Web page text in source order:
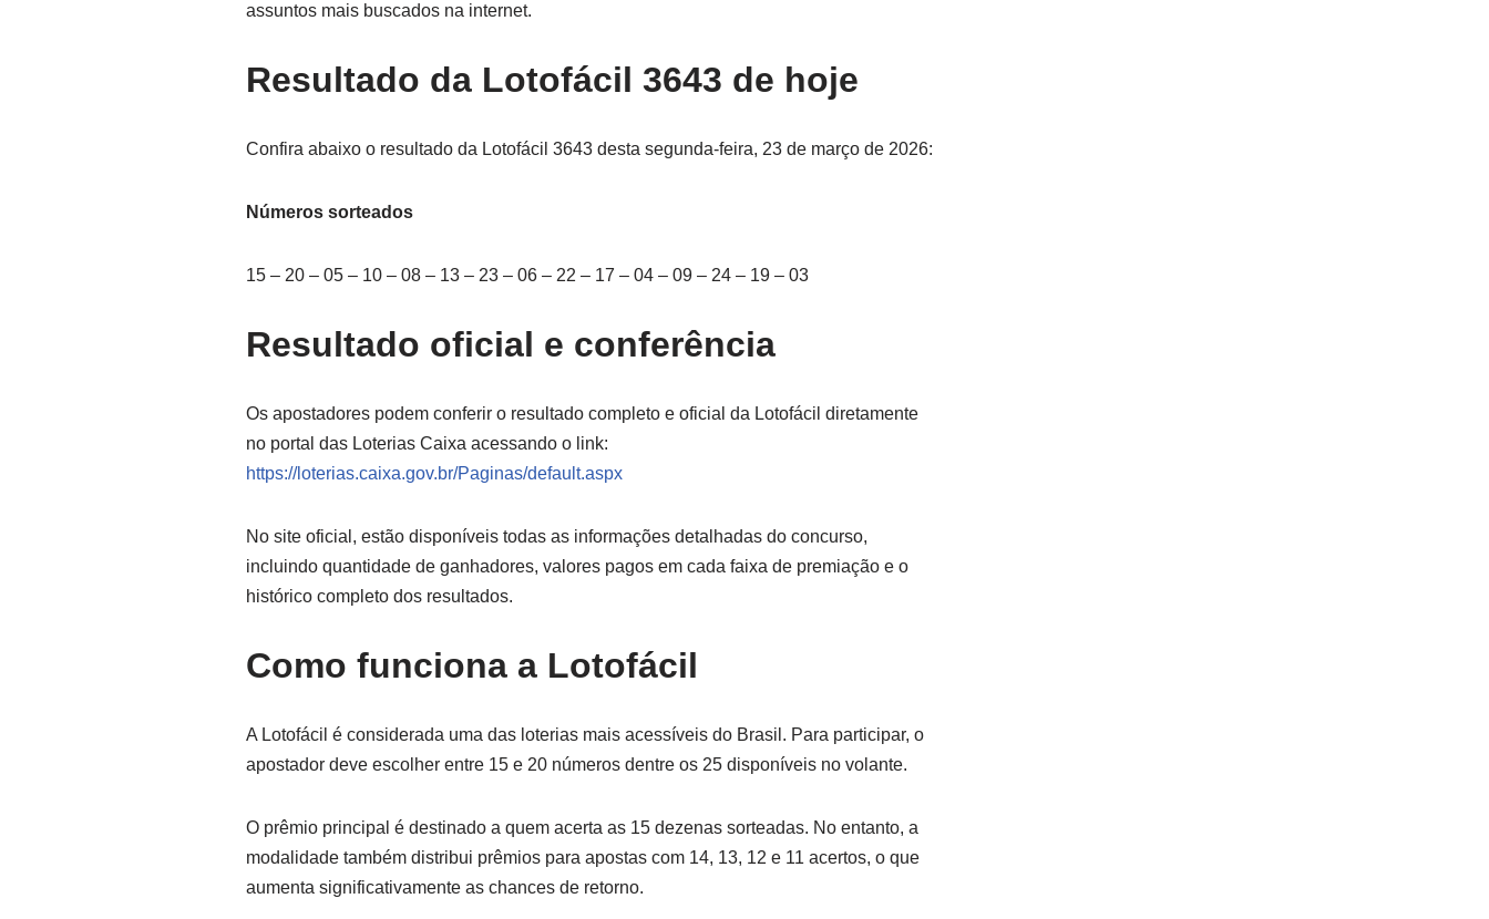
assuntos mais buscados na internet.
Resultado da Lotofácil 3643 de hoje
Confira abaixo o resultado da Lotofácil 3643 desta segunda-feira, 23 de março de 2026:
Números sorteados
15 – 20 – 05 – 10 – 08 – 13 – 23 – 06 – 22 – 17 – 04 – 09 – 24 – 19 – 03
Resultado oficial e conferência
Os apostadores podem conferir o resultado completo e oficial da Lotofácil diretamente
no portal das Loterias Caixa acessando o link:
https://loterias.caixa.gov.br/Paginas/default.aspx
No site oficial, estão disponíveis todas as informações detalhadas do concurso,
incluindo quantidade de ganhadores, valores pagos em cada faixa de premiação e o
histórico completo dos resultados.
Como funciona a Lotofácil
A Lotofácil é considerada uma das loterias mais acessíveis do Brasil. Para participar, o
apostador deve escolher entre 15 e 20 números dentre os 25 disponíveis no volante.
O prêmio principal é destinado a quem acerta as 15 dezenas sorteadas. No entanto, a
modalidade também distribui prêmios para apostas com 14, 13, 12 e 11 acertos, o que
aumenta significativamente as chances de retorno.